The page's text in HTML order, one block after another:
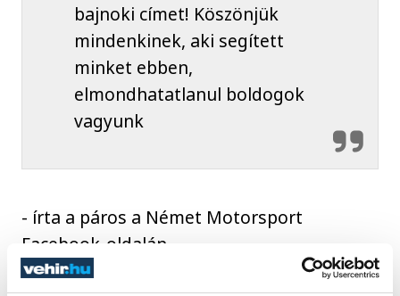
bajnoki címet! Köszönjük
mindenkinek, aki segített
minket ebben,
elmondhatatlanul boldogok
vagyunk
- írta a páros a Német Motorsport
Facebook-oldalán.